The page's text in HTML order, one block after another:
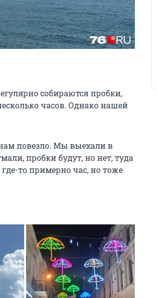
собираются пробки,
часов. Однако нашей
нам повезло. Мы выехали в
пробки будут, но нет, туда
то примерно час, но тоже